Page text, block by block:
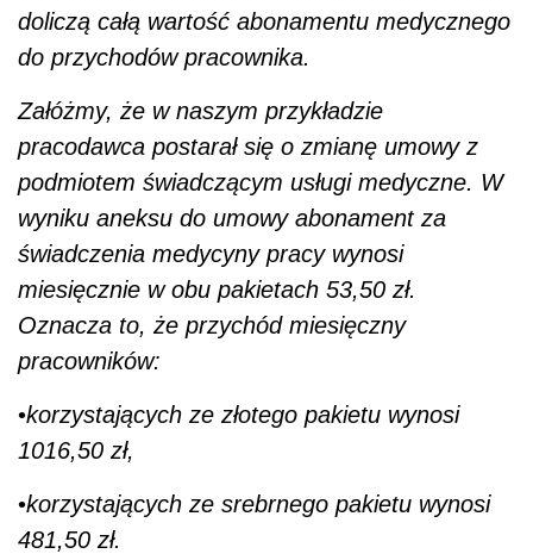
doliczą całą wartość abonamentu medycznego
do przychodów pracownika.
Załóżmy, że w naszym przykładzie
pracodawca postarał się o zmianę umowy z
podmiotem świadczącym usługi medyczne. W
wyniku aneksu do umowy abonament za
świadczenia medycyny pracy wynosi
miesięcznie w obu pakietach 53,50 zł.
Oznacza to, że przychód miesięczny
pracowników:
•korzystających ze złotego pakietu wynosi
1016,50 zł,
•korzystających ze srebrnego pakietu wynosi
481,50 zł.